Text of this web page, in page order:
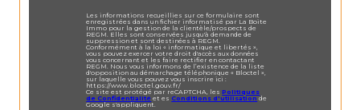
Les informations recueillies sur ce formulaire sont
enregistrées dans un fichier informatisé par La Boite
Immo pour la gestion de la clientèle/prospects de
REGM. Elles sont conservées jusqu'à demande de
suppression et sont destinées à REGM.
Conformément à la loi « informatique et libertés »,
vous pouvez exercer votre droit d'accès aux données
vous concernant et les faire rectifier en contactant
REGM. Nous vous informons de l’existence de la liste
d'opposition au démarchage téléphonique « Bloctel »,
sur laquelle vous pouvez vous inscrire ici :
https://www.bloctel.gouv.fr/
Ce site est protégé par reCAPTCHA, lesPolitiques
de Confidentialité et es Conditions d'utilisationde
Google s'appliquent.